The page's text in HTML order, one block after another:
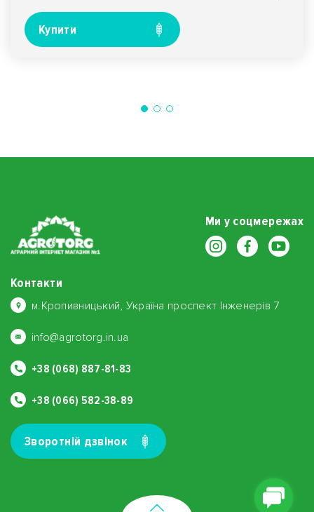
Купити
Ми у соцмережах
Контакти
м.Кропивницький, Україна проспект Інженерів 7
info@agrotorg.in.ua
+38 (068) 887-81-83
+38 (066) 582-38-89
Зворотнiй дзвiнок